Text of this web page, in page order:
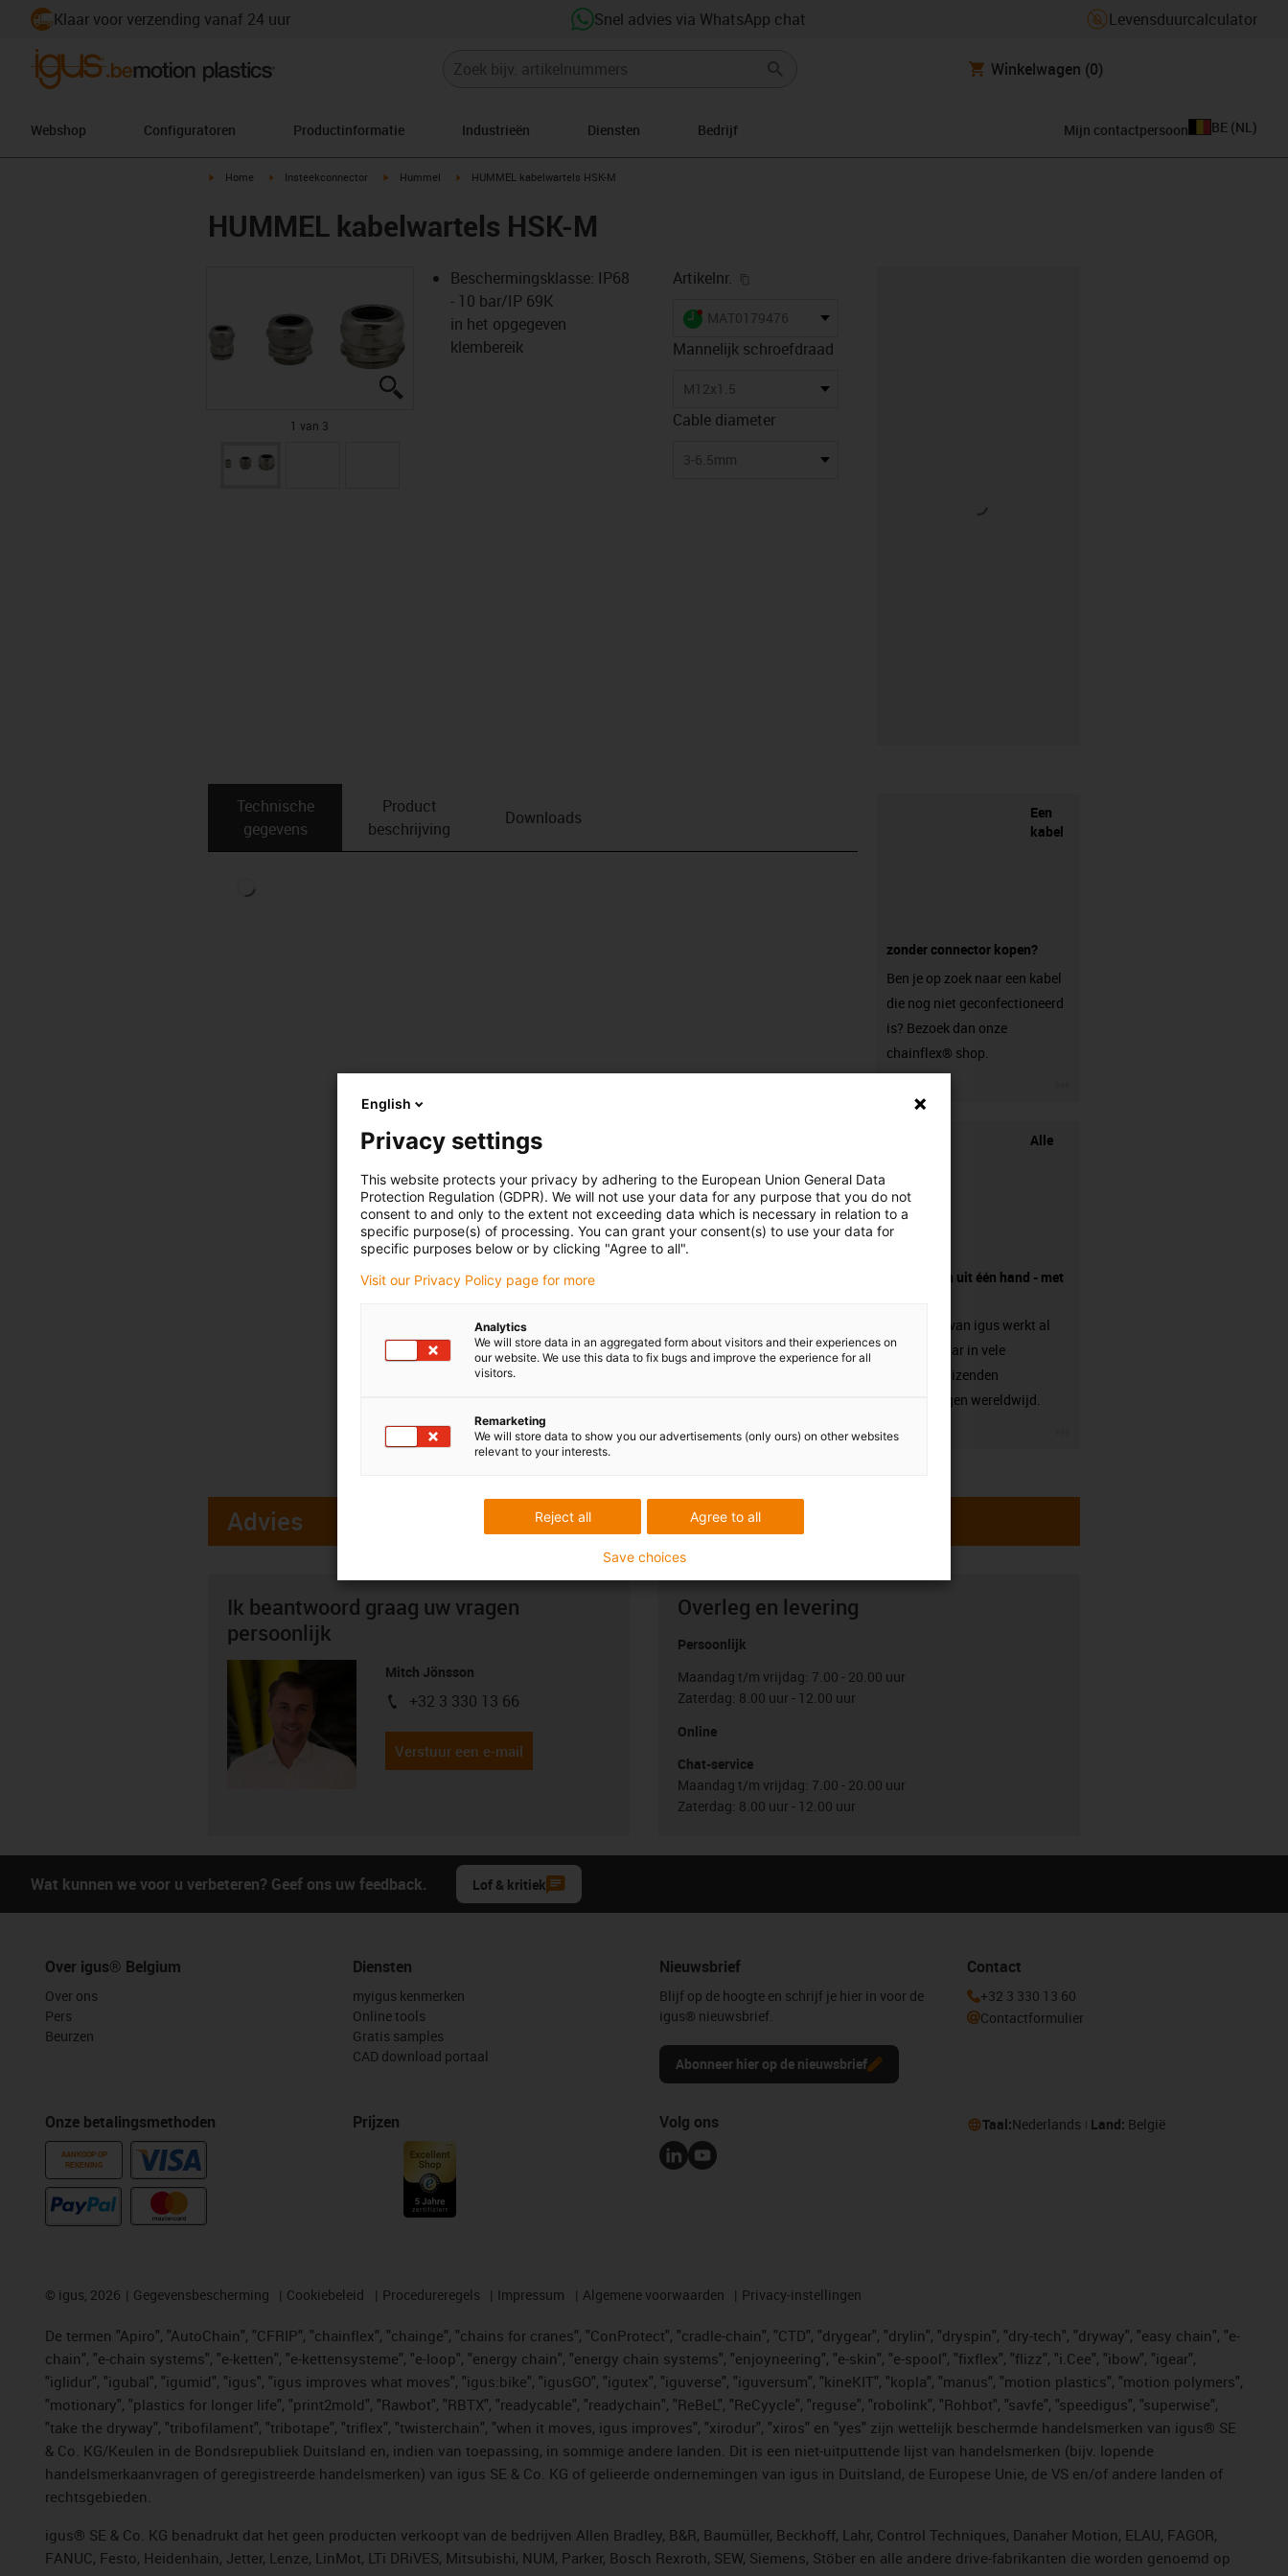
Klaar voor verzending vanaf 24 uur Snel advies via WhatsApp chat Levensduurcalculator
Winkelwagen (0)
Webshop Configuratoren Productinformatie Industrieën Diensten Bedrijf Mijn contactpersoon BE (NL )
igus-icon-arrow-right
Home igus-icon-arrow-right
Insteekconnector igus-icon-arrow-right
Hummel igus-icon-arrow-right
HUMMEL kabelwartels HSK-M
HUMMEL kabelwartels HSK-M
1 van 3
Beschermingsklasse: IP68
- 10 bar/IP 69K
in het opgegeven
klembereik
Artikelnr.
igus-icon-lieferzeit-dot
MAT0179476
Mannelijk schroefdraad
M12x1.5
Cable diameter
3-6.5mm
Technische
gegevens
Product
beschrijving
Downloads
Een
kabel
zonder connector kopen?
Ben je op zoek naar een kabel
die nog niet geconfectioneerd
is? Bezoek dan onze
chainflex® shop.
Alle
onderdelen uit één hand - met
kabelrups van igus werkt al
betrouwbaar in vele
honderdduizenden
toepassingen wereldwijd.
Advies
Ik beantwoord graag uw vragen
persoonlijk
Mitch Jönsson
igus-icon-phone
+32 3 330 13 66
Verstuur een e-mail
Overleg en levering
Persoonlijk
Maandag t/m vrijdag: 7.00 - 20.00 uur
Zaterdag: 8.00 uur - 12.00 uur
Online
Chat-service
Maandag t/m vrijdag: 7.00 - 20.00 uur
Zaterdag: 8.00 uur - 12.00 uur
Wat kunnen we voor u verbeteren? Geef ons uw feedback. Lof & kritiek
Over igus® Belgium
Over ons
Pers
Beurzen
Onze betalingsmethoden
AANKOOP OP
REKENING
Diensten
myigus kenmerken
Online tools
Gratis samples
CAD download portaal
Prijzen
Nieuwsbrief
Blijf op de hoogte en schrijf je hier in voor de
igus® nieuwsbrief.
Abonneer hier op de nieuwsbrief
Contact
+32 3 330 13 60
Contactformulier
Volg ons Taal:Nederlands Land: België
© igus, 2026 Gegevensbescherming Cookiebeleid Procedureregels Impressum Algemene voorwaarden Privacy-instellingen
De termen "Apiro", "AutoChain", "CFRIP", "chainflex", "chainge", "chains for cranes", "ConProtect", "cradle-chain", "CTD", "drygear", "drylin", "dryspin", "dry-tech", "dryway", "easy chain", "e-
chain", "e-chain systems", "e-ketten", "e-kettensysteme", "e-loop", "energy chain", "energy chain systems", "enjoyneering", "e-skin", "e-spool", "fixflex", "flizz", "i.Cee", "ibow", "igear",
"iglidur", "igubal", "igumid", "igus", "igus improves what moves", "igus:bike", "igusGO", "igutex", "iguverse", "iguversum", "kineKIT", "kopla", "manus", "motion plastics", "motion polymers",
"motionary", "plastics for longer life", "print2mold", "Rawbot", "RBTX", "readycable", "readychain", "ReBeL", "ReCyycle", "reguse", "robolink", "Rohbot", "savfe", "speedigus", "superwise",
"take the dryway", "tribofilament", "tribotape", "triflex", "twisterchain", "when it moves, igus improves", "xirodur", "xiros" en "yes" zijn wettelijk beschermde handelsmerken van igus® SE
& Co. KG/Keulen in de Bondsrepubliek Duitsland en, indien van toepassing, in sommige andere landen. Dit is een niet-uitputtende lijst van handelsmerken (bijv. lopende
handelsmerkaanvragen of geregistreerde handelsmerken) van igus SE & Co. KG of gelieerde ondernemingen van igus in Duitsland, de Europese Unie, de VS en/of andere landen of
rechtsgebieden.
igus® SE & Co. KG benadrukt dat het geen producten verkoopt van de bedrijven Allen Bradley, B&R, Baumüller, Beckhoff, Lahr, Control Techniques, Danaher Motion, ELAU, FAGOR,
FANUC, Festo, Heidenhain, Jetter, Lenze, LinMot, LTi DRiVES, Mitsubishi, NUM, Parker, Bosch Rexroth, SEW, Siemens, Stöber en alle andere drive-fabrikanten die worden genoemd op
English
Privacy settings
This website protects your privacy by adhering to the European Union General Data
Protection Regulation (GDPR). We will not use your data for any purpose that you do not
consent to and only to the extent not exceeding data which is necessary in relation to a
specific purpose(s) of processing. You can grant your consent(s) to use your data for
specific purposes below or by clicking "Agree to all".
Visit our Privacy Policy page for more
Analytics
We will store data in an aggregated form about visitors and their experiences on
our website. We use this data to fix bugs and improve the experience for all
visitors.
Remarketing
We will store data to show you our advertisements (only ours) on other websites
relevant to your interests.
Agree to all
Reject all
Save choices